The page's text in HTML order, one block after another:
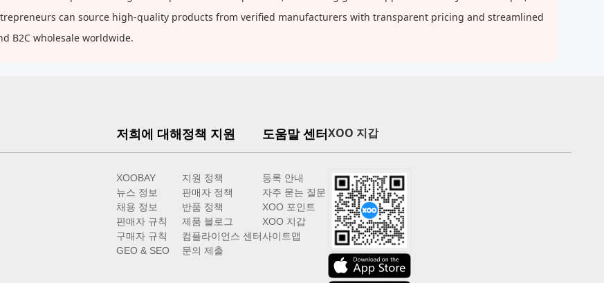
can source high-quality products from verified manufacturers with transparent pricing and streamlined
B2C wholesale worldwide.
저희에 대해
XOOBAY
뉴스 정보
채용 정보
판매자 규칙
구매자 규칙
GEO & SEO
정책 지원
지원 정책
판매자 정책
반품 정책
제품 블로그
컴플라이언스 센터
문의 제출
도움말 센터
등록 안내
자주 묻는 질문
XOO 포인트
XOO 지갑
사이트맵
XOO 지갑